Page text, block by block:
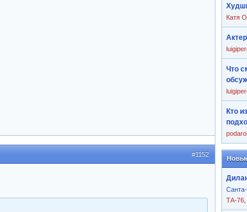
Катя
Что
Кто
ТА-76
#1152